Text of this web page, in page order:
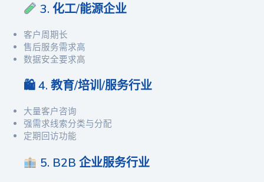
3. 化工/能源企业
客户周期长
售后服务需求高
数据安全要求高
🛍 4. 教育/培训/服务行业
大量客户咨询
强需求线索分类与分配
定期回访功能
5. B2B 企业服务行业